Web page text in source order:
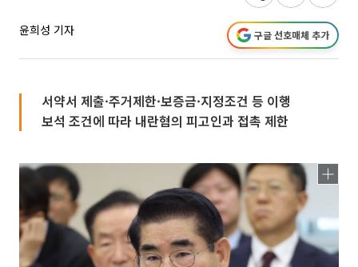
윤희성 기자 구글 선호매체 추가
서약서 제출·주거제한·보증금·지정조건 등 이행
보석 조건에 따라 내란혐의 피고인과 접촉 제한